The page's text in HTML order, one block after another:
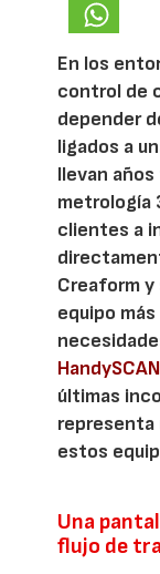
En los
control de
depender
ligados a
llevan
metrología
clientes a
Creaform
equipo
últimas
representa
estos
Una
flujo de